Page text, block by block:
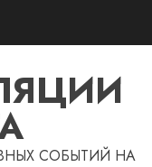
СОБЫТИЙ НА